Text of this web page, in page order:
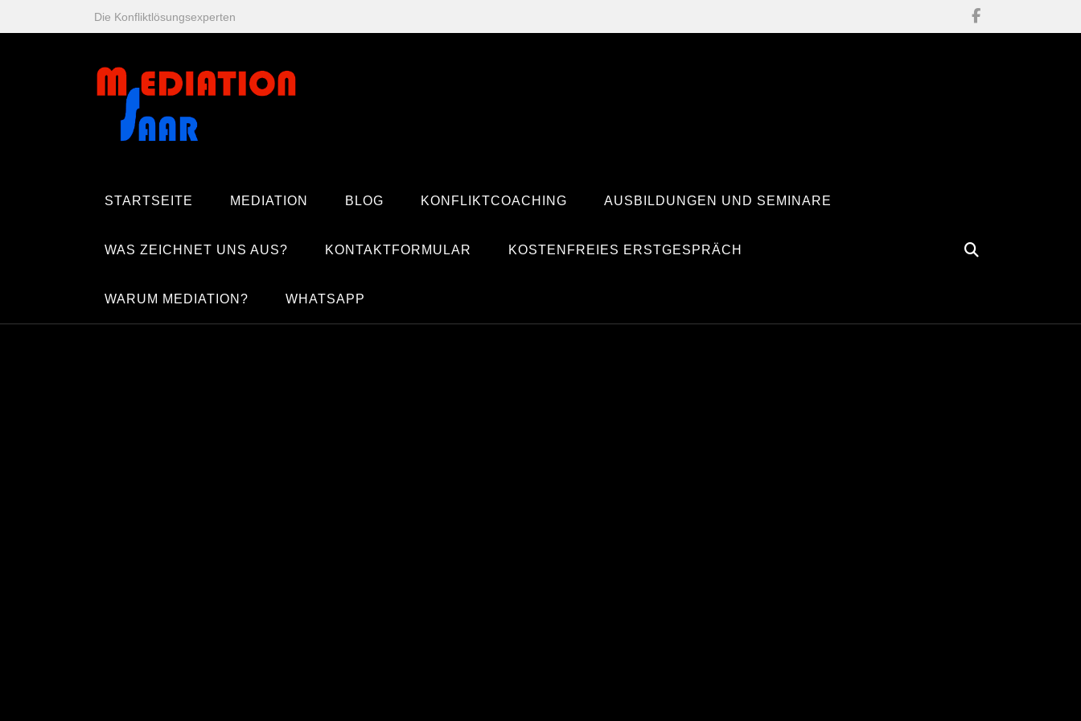
Inhalt
Die Konfliktlösungsexperten
STARTSEITE MEDIATION BLOG KONFLIKTCOACHING AUSBILDUNGEN UND SEMINARE
WAS ZEICHNET UNS AUS? KONTAKTFORMULAR KOSTENFREIES ERSTGESPRÄCH
WARUM MEDIATION? WHATSAPP